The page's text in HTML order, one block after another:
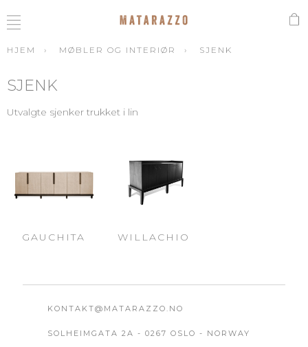
HJEM MØBLER OG INTERIØR SJENK
SJENK
Utvalgte sjenker trukket i lin
GAUCHITA WILLACHIO
KONTAKT@MATARAZZO.NO
SOLHEIMGATA 2A - 0267 OSLO - NORWAY